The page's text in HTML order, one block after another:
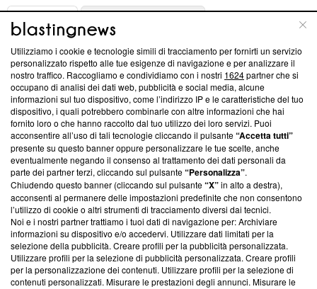
ABOUT
Questa sezione offre informazioni trasparenti su Blasting
News, sui nostri processi editoriali e su come ci impegniamo a
creare news di qualità. Inoltre, afferma la nostra aderenza a
‘Trust Project - News with Integrity’Blasting News non è
ancora membro del programma, ma ha richiesto di farne
parte; Trust Project non ha ancora effettuato una verifica di
conformità agli standard.
Su di noi
Team editoriale
Corporate
Redazione
Informativa Privacy
Utilizziamo i cookie e tecnologie simili di tracciamento per fornirti un servizio
personalizzato rispetto alle tue esigenze di navigazione e per analizzare il
nostro traffico. Raccogliamo e condividiamo con i nostri 1624partner che si
occupano di analisi dei dati web, pubblicità e social media, alcune
informazioni sul tuo dispositivo, come l’indirizzo IP e le caratteristiche del tuo
dispositivo, i quali potrebbero combinarle con altre informazioni che hai
fornito loro o che hanno raccolto dal tuo utilizzo dei loro servizi. Puoi
acconsentire all’uso di tali tecnologie cliccando il pulsante“Accetta tutti”
presente su questo banner oppure personalizzare le tue scelte, anche
eventualmente negando il consenso al trattamento dei dati personali da
parte dei partner terzi, cliccando sul pulsante“Personalizza”.
Chiudendo questo banner (cliccando sul pulsante“X”in alto a destra),
acconsenti al permanere delle impostazioni predefinite che non consentono
l’utilizzo di cookie o altri strumenti di tracciamento diversi dai tecnici.
Noi e i nostri partner trattiamo i tuoi dati di navigazione per: Archiviare
informazioni su dispositivo e/o accedervi. Utilizzare dati limitati per la
selezione della pubblicità. Creare profili per la pubblicità personalizzata.
Utilizzare profili per la selezione di pubblicità personalizzata. Creare profili
per la personalizzazione dei contenuti. Utilizzare profili per la selezione di
contenuti personalizzati. Misurare le prestazioni degli annunci. Misurare le